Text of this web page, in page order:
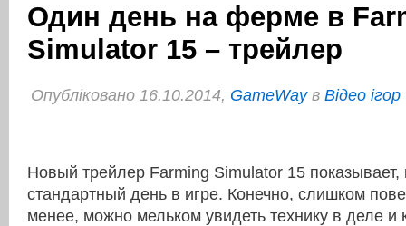
Один день на ферме в
Simulator 15 – трейлер
Опубліковано 16.10.2014, GameWayв Відео ігор
Новый трейлер Farming Simulator 15 показывает,
стандартный день в игре. Конечно, слишком
менее, можно мельком увидеть технику в деле и